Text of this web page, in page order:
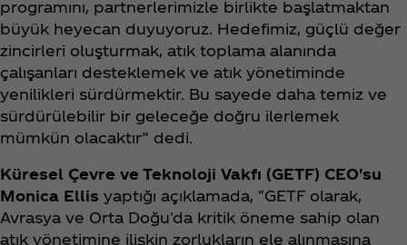
programını, partnerlerimizle birlikte başlatmaktan
büyük heyecan duyuyoruz. Hedefimiz, güçlü değer
zincirleri oluşturmak, atık toplama alanında
çalışanları desteklemek ve atık yönetiminde
yenilikleri sürdürmektir. Bu sayede daha temiz ve
sürdürülebilir bir geleceğe doğru ilerlemek
mümkün olacaktır” dedi.
Küresel Çevre ve Teknoloji Vakfı (GETF) CEO'su
Monica Ellis yaptığı açıklamada, "GETF olarak,
Avrasya ve Orta Doğu'da kritik öneme sahip olan
atık yönetimine ilişkin zorlukların ele alınmasına